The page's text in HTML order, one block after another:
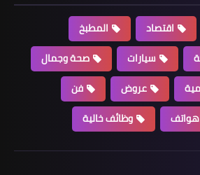
اقتصاد
المطبخ
سيارات
صحة وجمال
عروض
فن
هواتف وظائف خالية